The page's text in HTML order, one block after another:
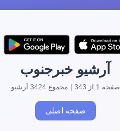
آرشیو خبرجنوب
صفحه 1 از 343 | مجموع 3424 آرشیو
صفحه اصلی